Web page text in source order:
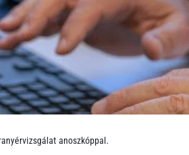
anoszkóppal.